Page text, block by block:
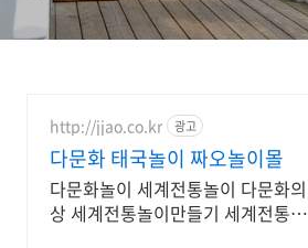
http://jjao.co.kr 광고
다문화 태국놀이 짜오놀이몰
다문화놀이 세계전통놀이 다문화의
상 세계전통놀이만들기 세계전통의